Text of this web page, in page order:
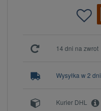
14 dni na zwrot
Wysyłka w 2 dni
Kurier DHL